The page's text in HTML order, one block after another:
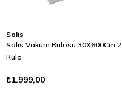
Solis
Solis Vakum Rulosu 30X600Cm 2
Rulo
₺1.999,00